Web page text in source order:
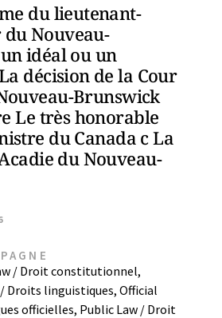
du lieutenant-
Nouveau-
idéal ou un
décision de la Cour
Brunswick
Le très honorable
du Canada c La
du Nouveau-
/ Droit constitutionnel,
Droits linguistiques, Official
officielles, Public Law / Droit